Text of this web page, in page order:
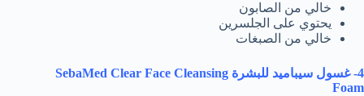
خالي من الصابون
يحتوي على الجلسرين
خالي من الصبغات
4- غسول سيباميد للبشرة
SebaMed Clear Face Cleansing
Foam